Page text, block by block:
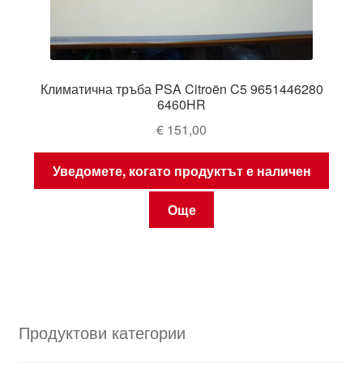
Климатична тръба PSA Citroën C5 9651446280
6460HR
€ 151,00
Уведомете, когато продуктът е наличен
Още
Продуктови категории